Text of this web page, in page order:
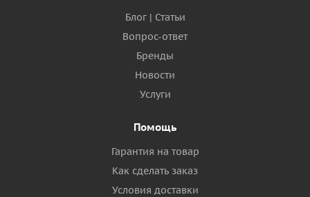
Блог | Статьи
Вопрос-ответ
Бренды
Новости
Услуги
Помощь
Гарантия на товар
Как сделать заказ
Условия доставки